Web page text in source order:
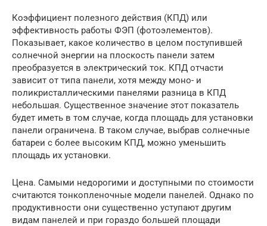
Коэффициент полезного действия (КПД) или
эффективность работы ФЭП (фотоэлементов).
Показывает, какое количество в целом поступившей
солнечной энергии на плоскость панели затем
преобразуется в электрический ток. КПД отчасти
зависит от типа панели, хотя между моно- и
поликристаллическими панелями разница в КПД
небольшая. Существенное значение этот показатель
будет иметь в том случае, когда площадь для установки
панели ограничена. В таком случае, выбрав солнечные
батареи с более высоким КПД, можно уменьшить
площадь их установки.
Цена. Самыми недорогими и доступными по стоимости
считаются тонкопленочные модели панелей. Однако по
продуктивности они существенно уступают другим
видам панелей и при гораздо большей площади